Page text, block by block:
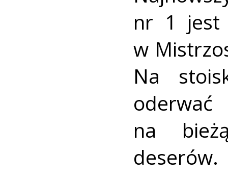
nr 1 jest
w
Na
oderwać
na
deserów.